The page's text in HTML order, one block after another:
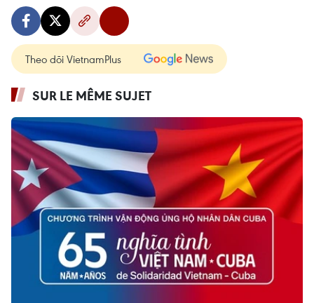
Theo dõi VietnamPlus
SUR LE MÊME SUJET